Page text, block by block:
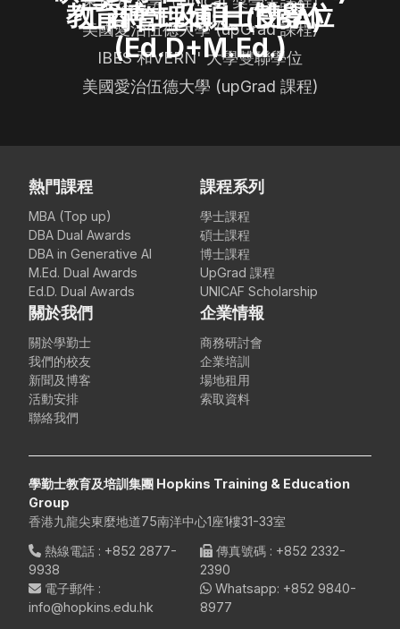
美國愛治伍德大學 (upGrad 課程)
工商管理博士 (DBA)
IBES 和VERN' 大學雙聯學位
教育博士及碩士雙學位
(Ed.D+M.Ed.)
美國愛治伍德大學 (upGrad 課程)
熱門課程
MBA (Top up)
DBA Dual Awards
DBA in Generative AI
M.Ed. Dual Awards
Ed.D. Dual Awards
課程系列
學士課程
碩士課程
博士課程
UpGrad 課程
UNICAF Scholarship
關於我們
關於學勤士
我們的校友
新聞及博客
活動安排
聯絡我們
企業情報
商務研討會
企業培訓
場地租用
索取資料
學勤士教育及培訓集團 Hopkins Training & Education
Group
香港九龍尖東麼地道75南洋中心1座1樓31-33室
熱線電話 : +852 2877-
9938
傳真號碼 : +852 2332-
2390
電子郵件 :
info@hopkins.edu.hk
Whatsapp: +852 9840-
8977